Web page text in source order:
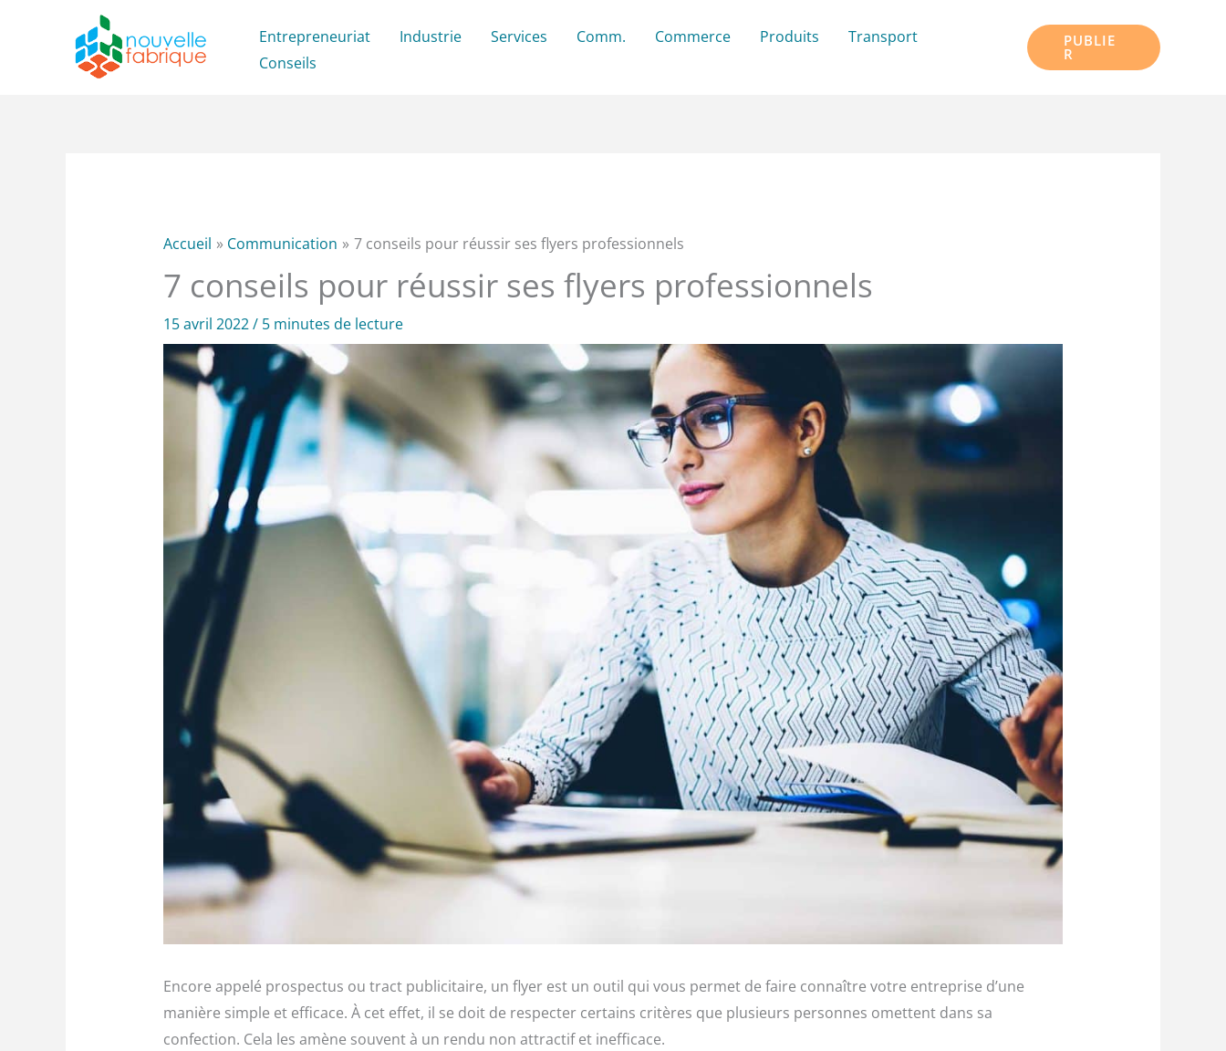
Entrepreneuriat Industrie Services Comm. Commerce Produits
Transport
Conseils
PUBLIE
R
Accueil Communication 7 conseils pour réussir ses flyers professionnels
7 conseils pour réussir ses flyers professionnels
15 avril 2022/ 5 minutes de lecture
Encore appelé prospectus ou tract publicitaire, un flyer est un outil qui vous permet de faire connaître votre entreprise d’une
manière simple et efficace. À cet effet, il se doit de respecter certains critères que plusieurs personnes omettent dans sa
confection. Cela les amène souvent à un rendu non attractif et inefficace.